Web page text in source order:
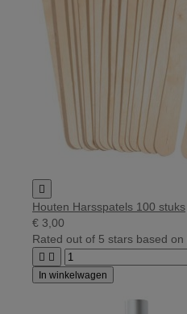

Houten Harsspatels 100 stuks
€ 3,00
Rated out of 5 stars based on
 
In winkelwagen